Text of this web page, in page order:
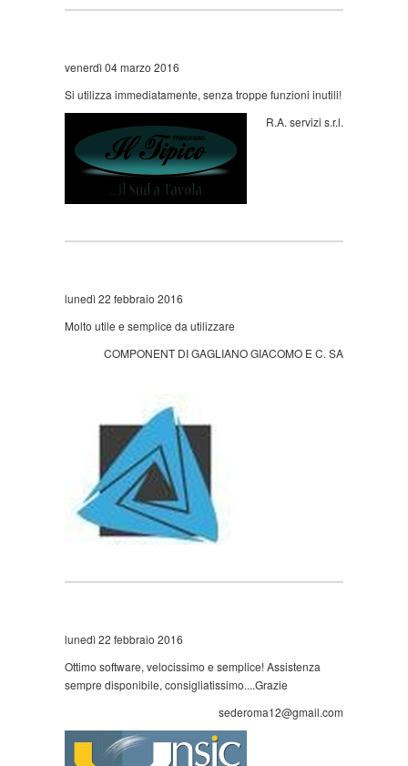
venerdì 04 marzo 2016
Si utilizza immediatamente, senza troppe funzioni inutili!
R.A. servizi s.r.l.
lunedì 22 febbraio 2016
Molto utile e semplice da utilizzare
COMPONENT DI GAGLIANO GIACOMO E C. SA
lunedì 22 febbraio 2016
Ottimo software, velocissimo e semplice! Assistenza
sempre disponibile, consigliatissimo....Grazie
sederoma12@gmail.com